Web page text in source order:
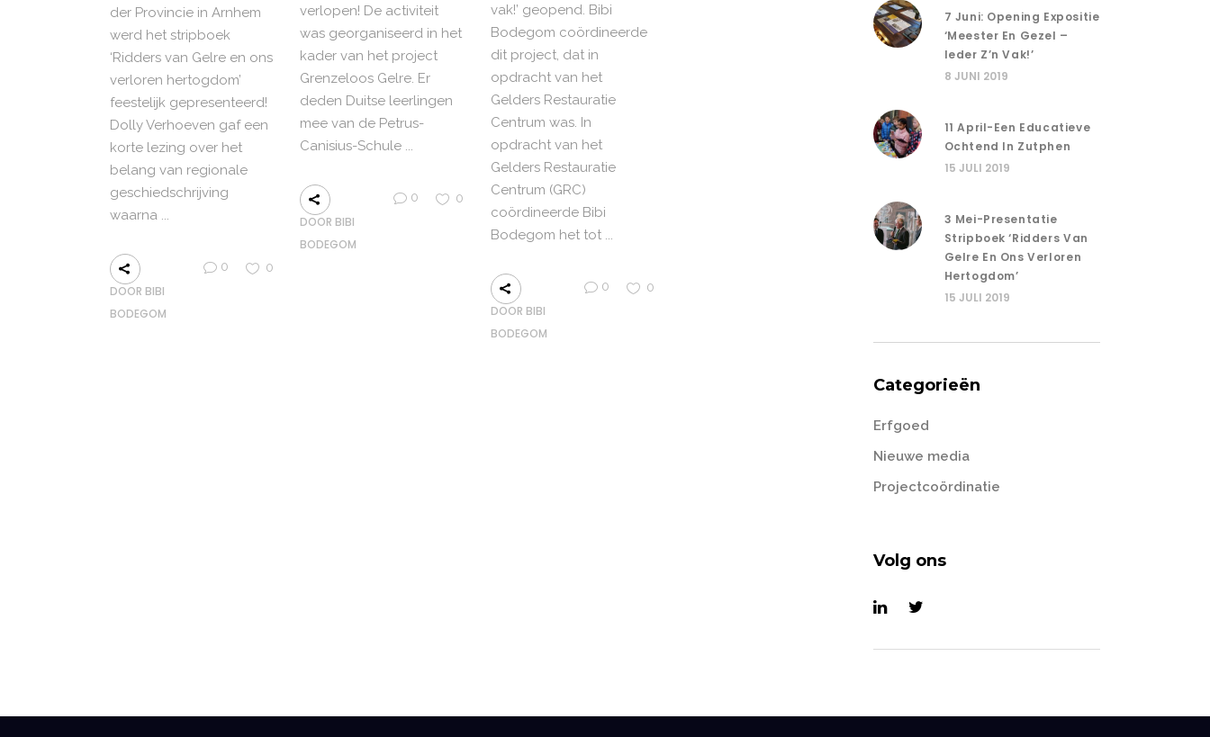
der Provincie in Arnhem
werd het stripboek
‘Ridders van Gelre en ons
verloren hertogdom’
feestelijk gepresenteerd!
Dolly Verhoeven gaf een
korte lezing over het
belang van regionale
geschiedschrijving
waarna
DOOR BIBI
BODEGOM
0 0
verlopen! De activiteit
was georganiseerd in het
kader van het project
Grenzeloos Gelre. Er
deden Duitse leerlingen
mee van de Petrus-
Canisius-Schule
DOOR BIBI
BODEGOM
0 0
vak!’ geopend. Bibi
Bodegom coördineerde
dit project, dat in
opdracht van het
Gelders Restauratie
Centrum was. In
opdracht van het
Gelders Restauratie
Centrum (GRC)
coördineerde Bibi
Bodegom het tot
DOOR BIBI
BODEGOM
0 0
7 Juni: Opening Expositie
‘Meester En Gezel –
Ieder Z’n Vak!’
8 JUNI 2019
11 April-Een Educatieve
Ochtend In Zutphen
15 JULI 2019
3 Mei-Presentatie
Stripboek ‘Ridders Van
Gelre En Ons Verloren
Hertogdom’
15 JULI 2019
Categorieën
Erfgoed
Nieuwe media
Projectcoördinatie
Volg ons